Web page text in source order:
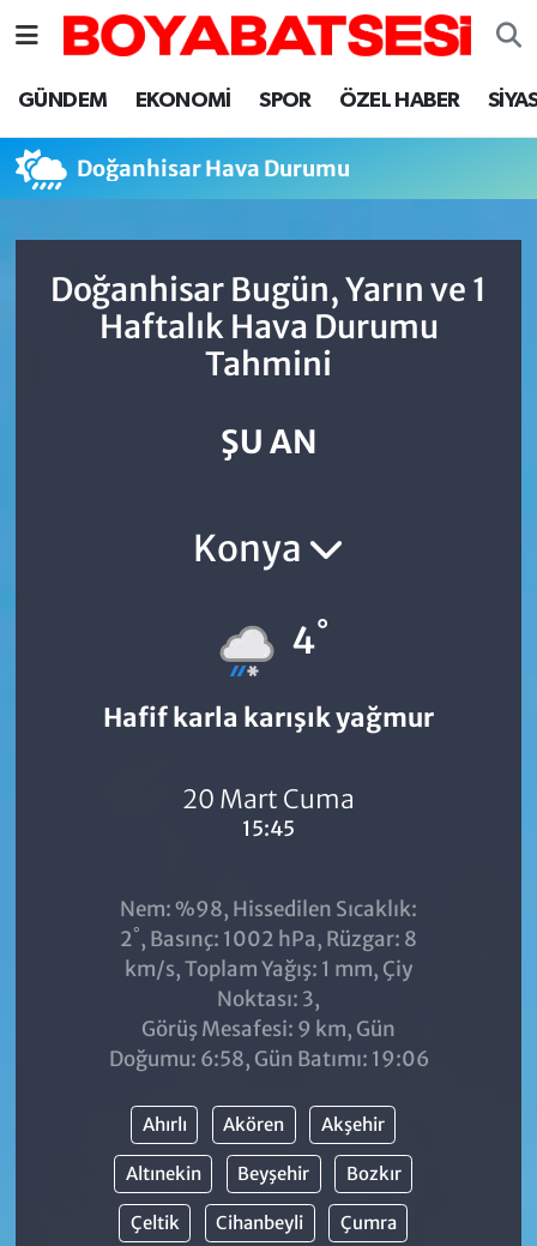
GÜNDEM EKONOMİ SPOR ÖZEL HABER
Doğanhisar Hava Durumu
Doğanhisar Bugün, Yarın ve 1
Haftalık Hava Durumu
Tahmini
ŞU AN
Konya
4°
Hafif karla karışık yağmur
20 Mart Cuma
15:45
Nem: %98, Hissedilen Sıcaklık:
2°, Basınç: 1002 hPa, Rüzgar: 8
km/s, Toplam Yağış: 1 mm, Çiy
Noktası: 3,
Görüş Mesafesi: 9 km, Gün
Doğumu: 6:58, Gün Batımı: 19:06
Ahırlı Akören Akşehir
Altınekin Beyşehir Bozkır
Çeltik Cihanbeyli Çumra
Sinop Nöbetçi Eczaneler
Sinop Hava Durumu
Sinop Trafik Yoğunluk Haritası
Süper Lig Puan Durumu ve Fikstür
Son Dakika Haberleri